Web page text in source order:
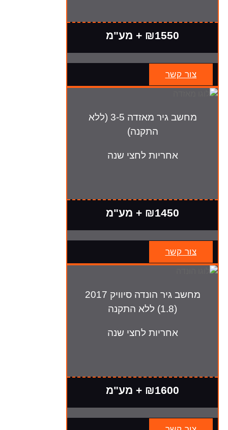
₪1550 + מע"מ
צור קשר
מחשב גיר מאזדה 3-5 (ללא
התקנה)
אחריות לחצי שנה
₪1450 + מע"מ
צור קשר
מחשב גיר הונדה סיוויק 2017
(1.8) ללא התקנה
אחריות לחצי שנה
₪1600 + מע"מ